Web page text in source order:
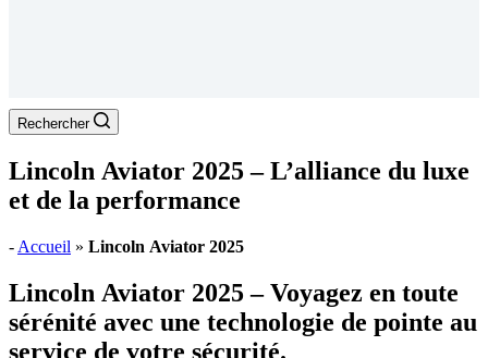
Rechercher
Lincoln Aviator 2025 – L’alliance du luxe
et de la performance
- Accueil » Lincoln Aviator 2025
Lincoln Aviator 2025 – Voyagez en toute
sérénité avec une technologie de pointe au
service de votre sécurité.